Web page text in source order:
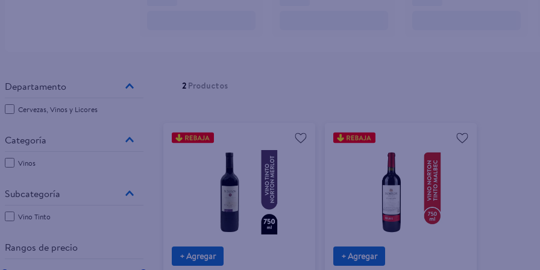
Cervezas, Vinos y Licores
Vinos
Vino Tinto
Rangos de precio
2 Productos
+ Agregar + Agregar